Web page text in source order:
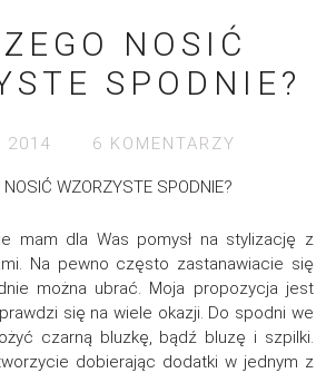
NOSIĆ
SPODNIE?
6 KOMENTARZY
NOSIĆ WZORZYSTE SPODNIE?
mam dla Was pomysł na stylizację z
Na pewno często zastanawiacie się
można ubrać. Moja propozycja jest
się na wiele okazji. Do spodni we
czarną bluzkę, bądź bluzę i szpilki.
dobierając dodatki w jednym z